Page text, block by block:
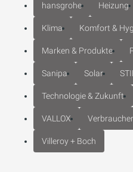
hansgrohe Heizung
Klima Komfort &
Marken & Produkte
Sanipa Solar
Technologie & Zukunft
VALLOX
Villeroy + Boch